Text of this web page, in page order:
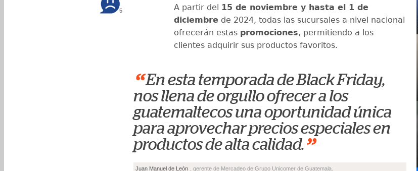
5 A partir del 15 de noviembre y hasta el 1 de
diciembre de 2024, todas las sucursales a nivel nacional
ofrecerán estas promociones, permitiendo a los
clientes adquirir sus productos favoritos.
“ En esta temporada de Black Friday,
nos llena de orgullo ofrecer a los
guatemaltecos una oportunidad única
para aprovechar precios especiales en
productos de alta calidad.”
Juan Manuel de León , gerente de Mercadeo de Grupo Unicomer de Guatemala.